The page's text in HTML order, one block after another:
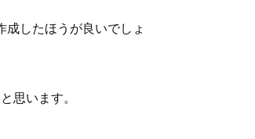
成したほうが良いでしょ
思います。